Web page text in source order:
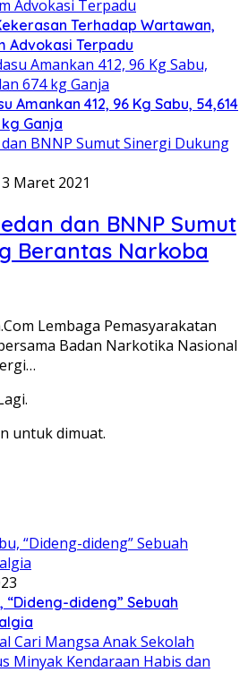
Terhadap Wartawan,
Advokasi Terpadu
Amankan 412, 96 Kg Sabu, 54,614
Ganja
3 Maret 2021
dan BNNP Sumut
Berantas Narkoba
Lembaga Pemasyarakatan
Badan Narkotika Nasional
untuk dimuat.
“Dideng-dideng” Sebuah